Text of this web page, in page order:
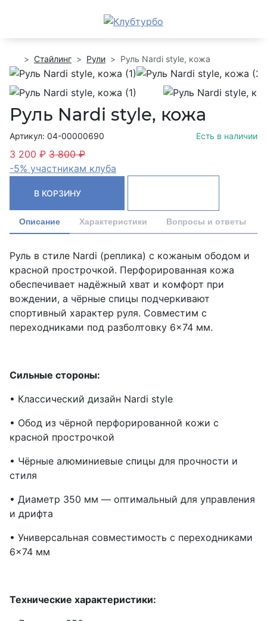
Стайлинг Рули Руль Nardi style, кожа
Руль Nardi style, кожа
Артикул: 04-00000690 Есть в наличии
3 200 ₽ 3 800 ₽
-5% участникам клуба
В КОРЗИНУ
Описание Характеристики Вопросы и ответы
Руль в стиле Nardi (реплика) с кожаным ободом и
красной прострочкой. Перфорированная кожа
обеспечивает надёжный хват и комфорт при
вождении, а чёрные спицы подчеркивают
спортивный характер руля. Совместим с
переходниками под разболтовку 6×74 мм.
Сильные стороны:
• Классический дизайн Nardi style
• Обод из чёрной перфорированной кожи с
красной прострочкой
• Чёрные алюминиевые спицы для прочности и
стиля
• Диаметр 350 мм — оптимальный для управления
и дрифта
• Универсальная совместимость с переходниками
6×74 мм
Технические характеристики: